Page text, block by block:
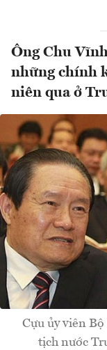
Ông Chu
những chính
niên qua ở
Cựu ủy viên
tịch nước